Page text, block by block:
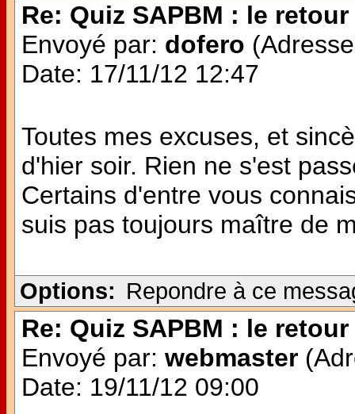
Re: Quiz SAPBM : le retour
Envoyé par: dofero
Date: 17/11/12 12:47
Toutes mes excuses, et
d'hier soir. Rien ne s'est
Certains d'entre vous
suis pas toujours maître de
Options: Repondre à ce
Re: Quiz SAPBM : le retour
Envoyé par: webmaster
Date: 19/11/12 09:00